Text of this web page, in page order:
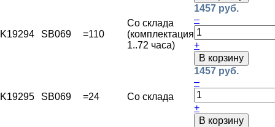
K19294 SB069 =110
Со склада
(комплектация
1..72 часа)
1457 руб.
–
+
В корзину
K19295 SB069 =24 Со склада
1457 руб.
–
+
В корзину